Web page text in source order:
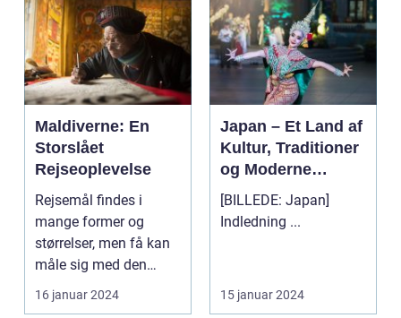
Maldiverne: En
Storslået
Rejseoplevelse
Rejsemål findes i
mange former og
størrelser, men få kan
måle sig med den
naturlige skønhed og
unikk...
16 januar 2024
Japan – Et Land af
Kultur, Traditioner
og Moderne
Vidundere
[BILLEDE: Japan]
Indledning ...
15 januar 2024